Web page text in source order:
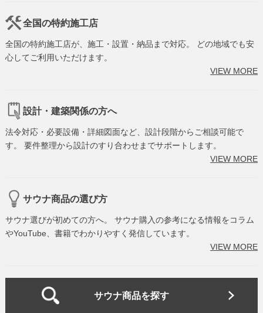
全国の特約施工店
全国の特約施工店が、施工・設置・納品まで対応。 どの地域でも安
心してご利用いただけます。
VIEW MORE
設計・建築関係の方へ
法令対応・必要設備・詳細図面など、設計段階からご相談可能で
す。 要件整理から設計のすり合わせまでサポートします。
VIEW MORE
サウナ商品の選び方
サウナ選びが初めての方へ。 サウナ購入の参考になる情報をコラム
やYouTube、書籍でわかりやすく発信しています。
VIEW MORE
サウナ商品を探す